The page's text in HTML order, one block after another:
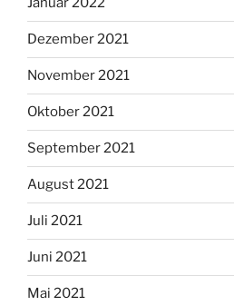
Dezember 2021
November 2021
Oktober 2021
September 2021
August 2021
Juli 2021
Juni 2021
Mai 2021